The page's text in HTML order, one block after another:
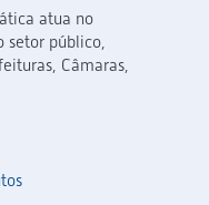
atua no
setor público,
Câmaras,